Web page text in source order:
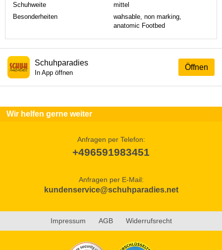
Schuhweite
mittel
Besonderheiten
wahsable, non marking,
anatomic Footbed
Öffnen
Schuhparadies
In App öffnen
Wir helfen gerne weiter
Anfragen per Telefon:
+496591983451
Anfragen per E-Mail:
kundenservice@schuhparadies.net
Impressum AGB Widerrufsrecht